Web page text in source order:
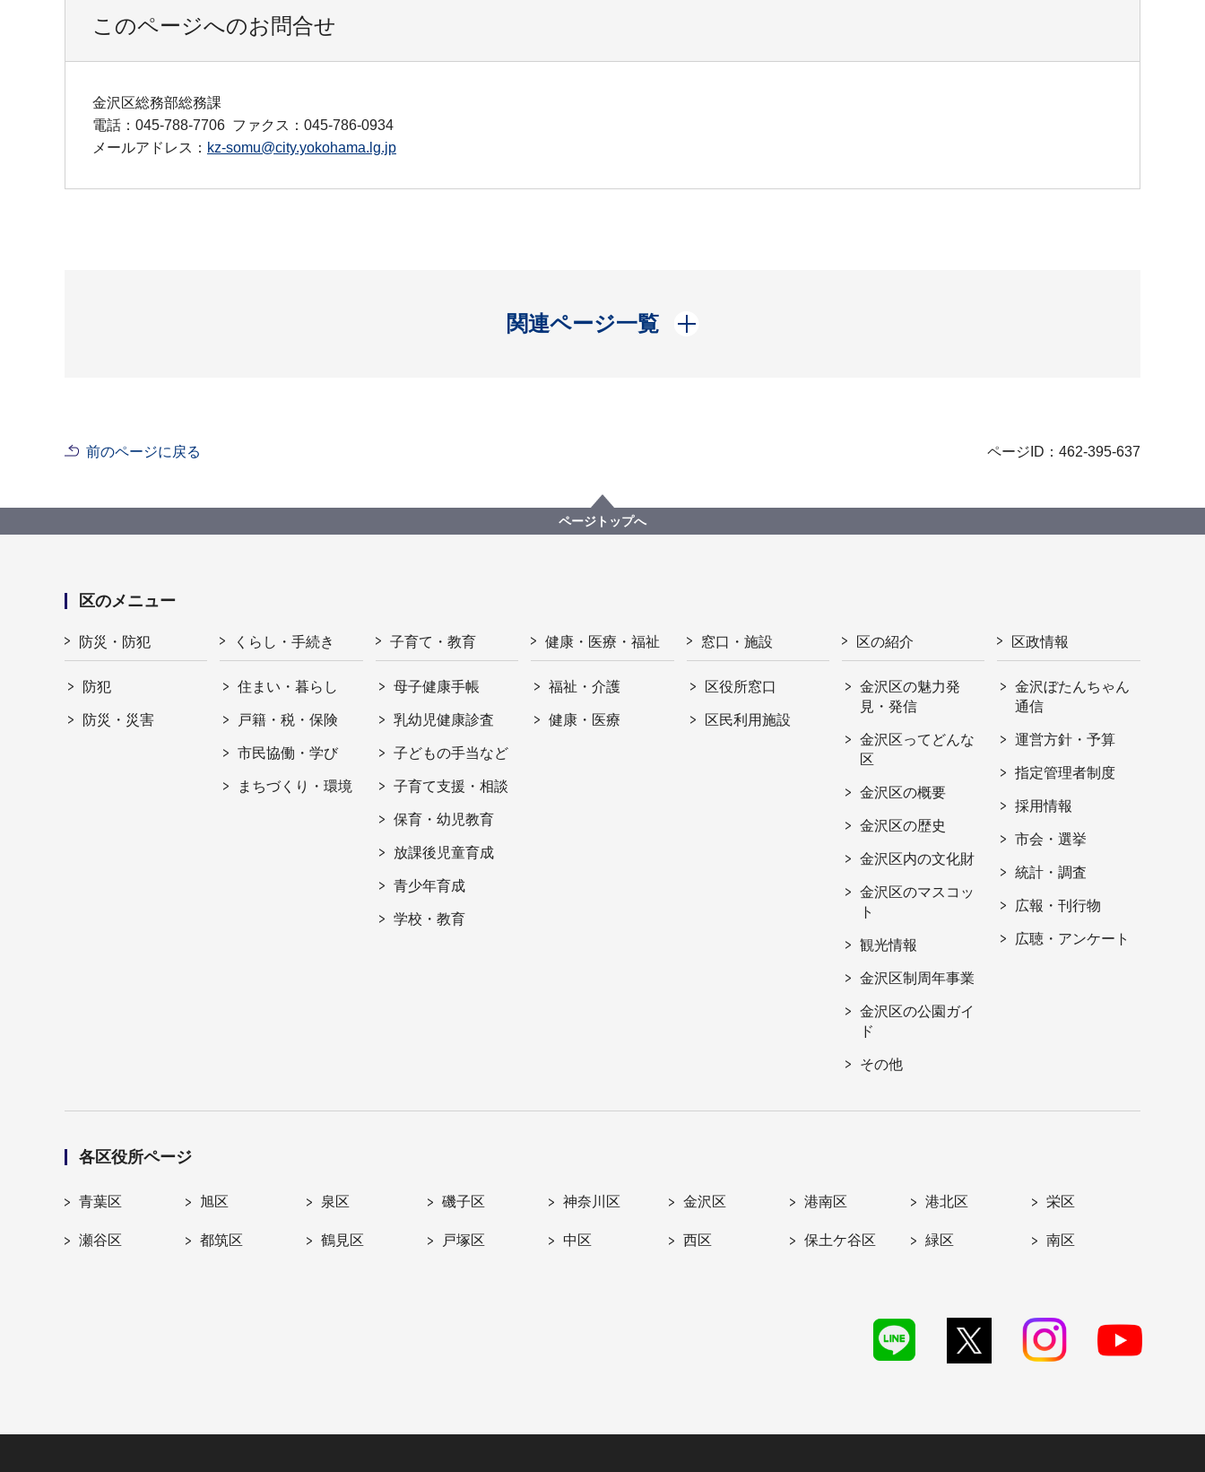
このページへのお問合せ
金沢区総務部総務課
電話：045-788-7706 ファクス：045-786-0934
メールアドレス： kz-somu@city.yokohama.lg.jp
関連ページ一覧
開く
前のページに戻る ページID：462-395-637
ページトップへ
区のメニュー
防災・防犯
防犯
防災・災害
くらし・手続き
住まい・暮らし
戸籍・税・保険
市民協働・学び
まちづくり・環境
子育て・教育
母子健康手帳
乳幼児健康診査
子どもの手当など
子育て支援・相談
保育・幼児教育
放課後児童育成
青少年育成
学校・教育
健康・医療・福祉
福祉・介護
健康・医療
窓口・施設
区役所窓口
区民利用施設
区の紹介
金沢区の魅力発
見・発信
金沢区ってどんな
区
金沢区の概要
金沢区の歴史
金沢区内の文化財
金沢区のマスコッ
ト
観光情報
金沢区制周年事業
金沢区の公園ガイ
ド
その他
区政情報
金沢ぼたんちゃん
通信
運営方針・予算
指定管理者制度
採用情報
市会・選挙
統計・調査
広報・刊行物
広聴・アンケート
各区役所ページ
青葉区 旭区 泉区 磯子区 神奈川区 金沢区 港南区 港北区 栄区
瀬谷区 都筑区 鶴見区 戸塚区 中区 西区 保土ケ谷区 緑区 南区